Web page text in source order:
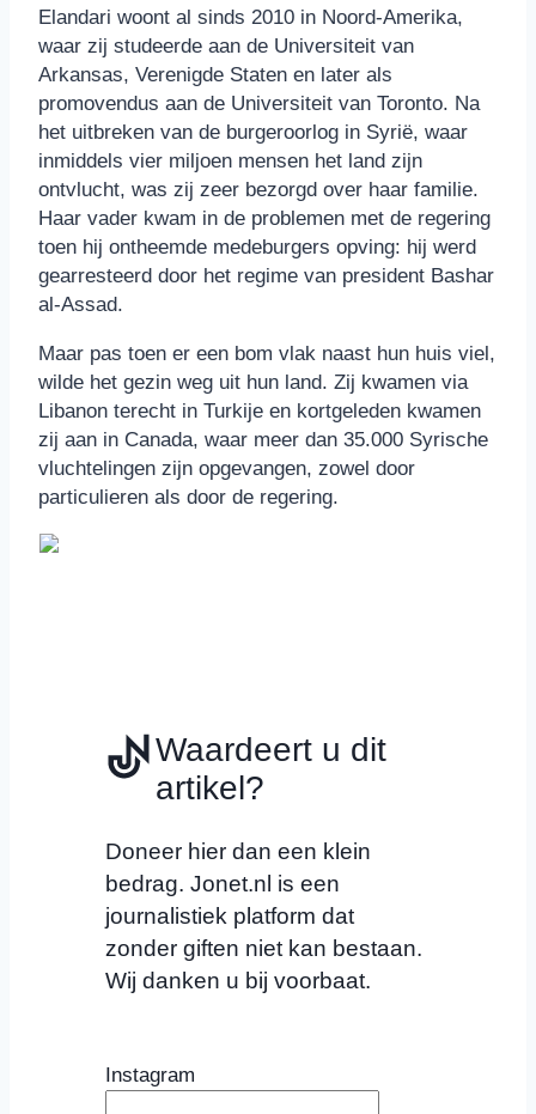
Elandari woont al sinds 2010 in Noord-Amerika,
waar zij studeerde aan de Universiteit van
Arkansas, Verenigde Staten en later als
promovendus aan de Universiteit van Toronto. Na
het uitbreken van de burgeroorlog in Syrië, waar
inmiddels vier miljoen mensen het land zijn
ontvlucht, was zij zeer bezorgd over haar familie.
Haar vader kwam in de problemen met de regering
toen hij ontheemde medeburgers opving: hij werd
gearresteerd door het regime van president Bashar
al-Assad.
Maar pas toen er een bom vlak naast hun huis viel,
wilde het gezin weg uit hun land. Zij kwamen via
Libanon terecht in Turkije en kortgeleden kwamen
zij aan in Canada, waar meer dan 35.000 Syrische
vluchtelingen zijn opgevangen, zowel door
particulieren als door de regering.
Waardeert u dit
artikel?
Doneer hier dan een klein
bedrag. Jonet.nl is een
journalistiek platform dat
zonder giften niet kan bestaan.
Wij danken u bij voorbaat.
Instagram